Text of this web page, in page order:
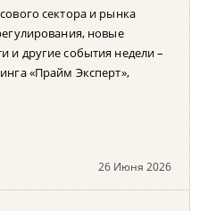
сектора и рынка
новые
другие события недели –
«Прайм Эксперт»,
26 Июня 2026